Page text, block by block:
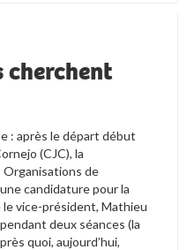
cherchent
: après le départ début
(CJC), la
Organisations de
candidature pour la
le vice-président, Mathieu
deux séances (la
quoi, aujourd’hui,